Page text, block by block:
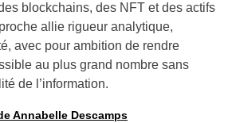
blockchains, des NFT et des actifs
allie rigueur analytique,
avec pour ambition de rendre
au plus grand nombre sans
de l’information.
Annabelle Descamps